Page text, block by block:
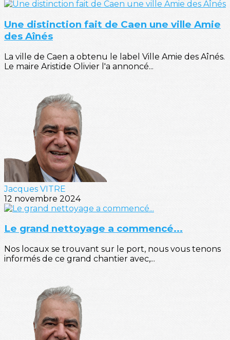
Une distinction fait de Caen une ville Amie
des Aînés
La ville de Caen a obtenu le label Ville Amie des Aînés.
Le maire Aristide Olivier l'a annoncé...
Jacques VITRE
12 novembre 2024
Le grand nettoyage a commencé...
Nos locaux se trouvant sur le port, nous vous tenons
informés de ce grand chantier avec,...